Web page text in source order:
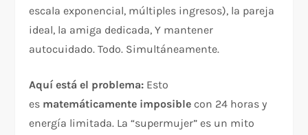
escala exponencial, múltiples ingresos), la pareja
ideal, la amiga dedicada, Y mantener
autocuidado. Todo. Simultáneamente.​
Aquí está el problema: Esto
es matemáticamente imposible con 24 horas y
energía limitada. La “supermujer” es un mito